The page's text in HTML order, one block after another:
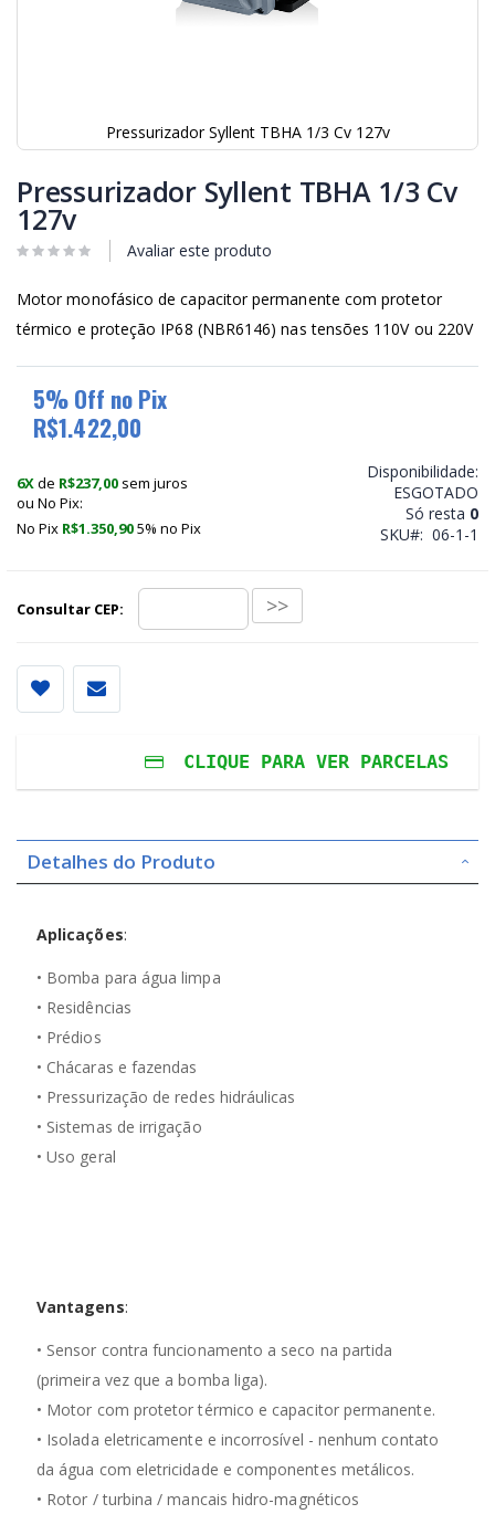
Pressurizador Syllent TBHA 1/3 Cv 127v
para
o
início
da
Galeria
imagens
Pressurizador Syllent TBHA 1/3 Cv
127v
Avaliar este produto
Motor monofásico de capacitor permanente com protetor
térmico e proteção IP68 (NBR6146) nas tensões 110V ou 220V
5% Off no Pix
R$1.422,00
6Xde R$237,00 sem juros
ou No Pix:
No Pix R$1.350,905% no Pix
Disponibilidade:
ESGOTADO
Só resta 0
SKU
06-1-1
Consultar CEP: >>
CLIQUE PARA VER PARCELAS
ou No Pix:
Em2xdeR$711,00 sem juros
ou No Pix:
ou No Pix:
4x R$355,50
ou No Pix:
Em5xdeR$284,40
ou No Pix:
Em6xde R$237,00 sem juros
ou No Pix:
Os valores apresentados são apenas para consulta, o valor real da parcela será exibido no
Detalhes do Produto
Aplicações:
• Bomba para água limpa
• Residências
• Prédios
• Chácaras e fazendas
• Pressurização de redes hidráulicas
• Sistemas de irrigação
• Uso geral
Vantagens:
• Sensor contra funcionamento a seco na partida
(primeira vez que a bomba liga).
• Motor com protetor térmico e capacitor permanente.
• Isolada eletricamente e incorrosível - nenhum contato
da água com eletricidade e componentes metálicos.
• Rotor / turbina / mancais hidro-magnéticos